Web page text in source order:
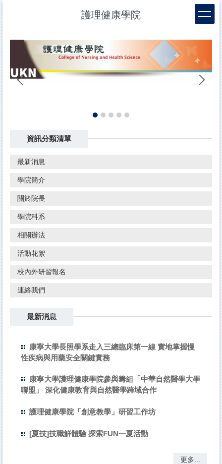
要
區
護理健康學院
資訊分類清單
最新消息
學院簡介
關於院長
學院科系
相關辦法
活動花絮
校內外研習報名
連絡我們
最新消息
康寧大學長照學系走入三總臨床第一線 實地掌握慢
性疾病與用藥安全關鍵實務
康寧大學護理健康學院參與籌組「中華自然醫學大學
聯盟」 深化健康教育與自然醫學跨域合作
護理健康學院「創意教學」研習工作坊
[夏技]技職鮮體驗 探索FUN一夏活動
更多...